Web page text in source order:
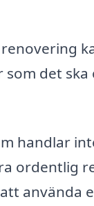
det ska
handlar
ordentlig
använda